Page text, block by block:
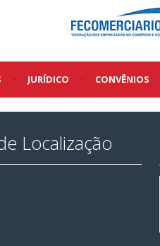
• JURÍDICO • CONVÊNIOS
Localização